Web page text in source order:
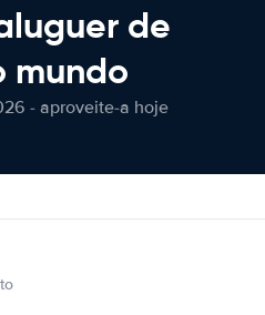
de
mundo
- aproveite-a hoje